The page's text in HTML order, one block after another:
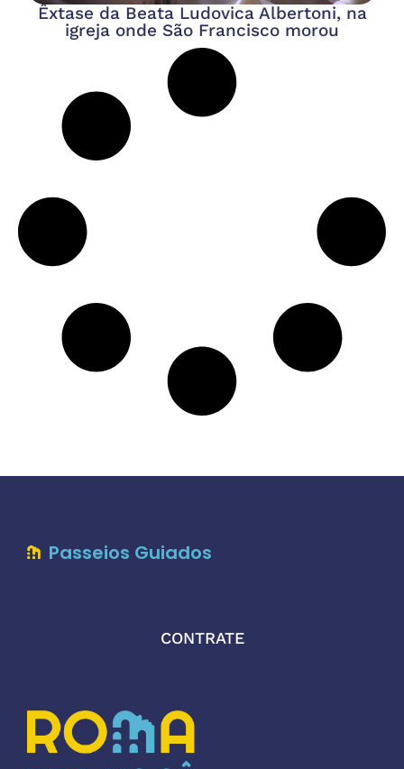
Êxtase da Beata Ludovica Albertoni, na
igreja onde São Francisco morou
Passeios Guiados
CONTRATE